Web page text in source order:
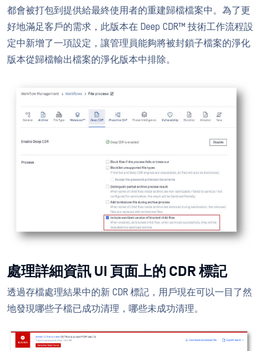
都會被打包到提供給最終使用者的重建歸檔檔案中。為了更
好地滿足客戶的需求，此版本在 Deep CDR™ 技術工作流程設
定中新增了一項設定，讓管理員能夠將被封鎖子檔案的淨化
版本從歸檔輸出檔案的淨化版本中排除。
處理詳細資訊 UI 頁面上的 CDR 標記
透過存檔處理結果中的新 CDR 標記，用戶現在可以一目了然
地發現哪些子檔已成功清理，哪些未成功清理。